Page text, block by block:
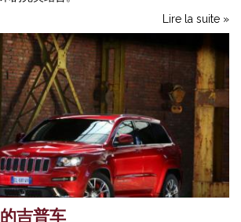
Lire la suite »
吉普车